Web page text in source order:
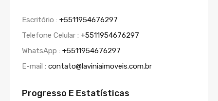
Escritório : +5511954676297
Telefone Celular : +5511954676297
WhatsApp : +5511954676297
E-mail : contato@laviniaimoveis.com.br
Progresso E Estatísticas